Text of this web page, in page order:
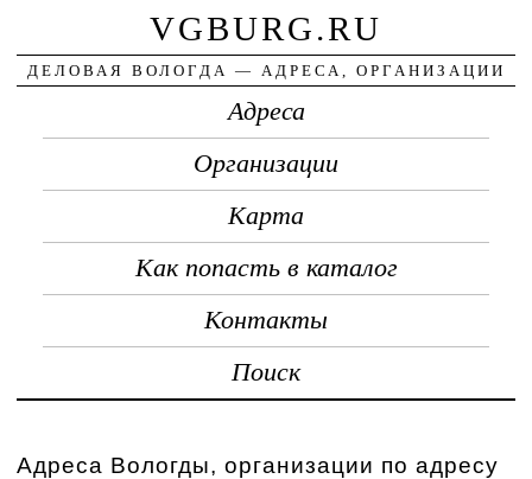
VGBURG.RU
ДЕЛОВАЯ ВОЛОГДА — АДРЕСА, ОРГАНИЗАЦИИ
Адреса
Организации
Карта
Как попасть в каталог
Контакты
Поиск
Адреса Вологды, организации по адресу